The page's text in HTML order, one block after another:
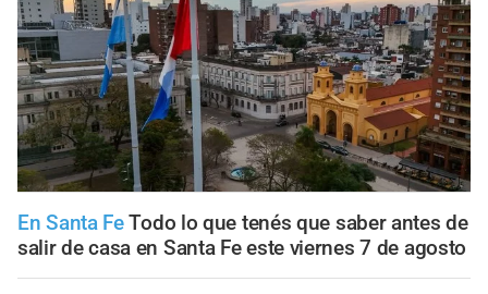
En Santa FeTodo lo que tenés que saber antes de
salir de casa en Santa Fe este viernes 7 de agosto